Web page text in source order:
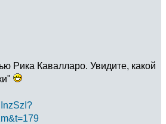
Рика Кавалларо. Увидите, какой